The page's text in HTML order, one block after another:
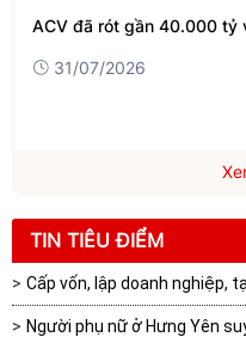
ACV đã rót gần 40.000 tỷ
31/07/2026
TIN TIÊU ĐIỂM
Cấp vốn, lập doanh nghiệp,
Người phụ nữ ở Hưng Yên